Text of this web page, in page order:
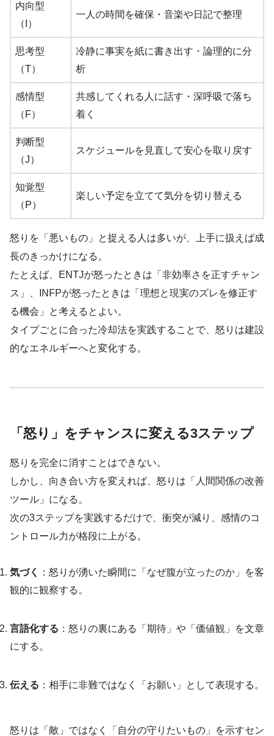
内向型
（I）
一人の時間を確保・音楽や日記で整理
思考型
（T）
冷静に事実を紙に書き出す・論理的に分
析
感情型
（F）
共感してくれる人に話す・深呼吸で落ち
着く
判断型
（J）
スケジュールを見直して安心を取り戻す
知覚型
（P）
楽しい予定を立てて気分を切り替える
怒りを「悪いもの」と捉える人は多いが、上手に扱えば成
長のきっかけになる。
たとえば、ENTJが怒ったときは「非効率さを正すチャン
ス」、INFPが怒ったときは「理想と現実のズレを修正す
る機会」と考えるとよい。
タイプごとに合った冷却法を実践することで、怒りは建設
的なエネルギーへと変化する。
「怒り」をチャンスに変える3ステップ
怒りを完全に消すことはできない。
しかし、向き合い方を変えれば、怒りは「人間関係の改善
ツール」になる。
次の3ステップを実践するだけで、衝突が減り、感情のコ
ントロール力が格段に上がる。
気づく
：怒りが湧いた瞬間に「なぜ腹が立ったのか」を客
観的に観察する。
言語化する ：怒りの裏にある「期待」や「価値観」を文章
にする。
伝える ：相手に非難ではなく「お願い」として表現する。
怒りは「敵」ではなく「自分の守りたいもの」を示すセン